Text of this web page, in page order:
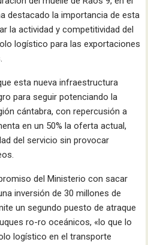
destacado la importancia de esta
la actividad y competitividad del
logístico para las exportaciones
esta nueva infraestructura
para seguir potenciando la
cántabra, con repercusión a
en un 50% la oferta actual,
del servicio sin provocar
del Ministerio con sacar
inversión de 30 millones de
un segundo puesto de atraque
ro-ro oceánicos, «lo que lo
logístico en el transporte